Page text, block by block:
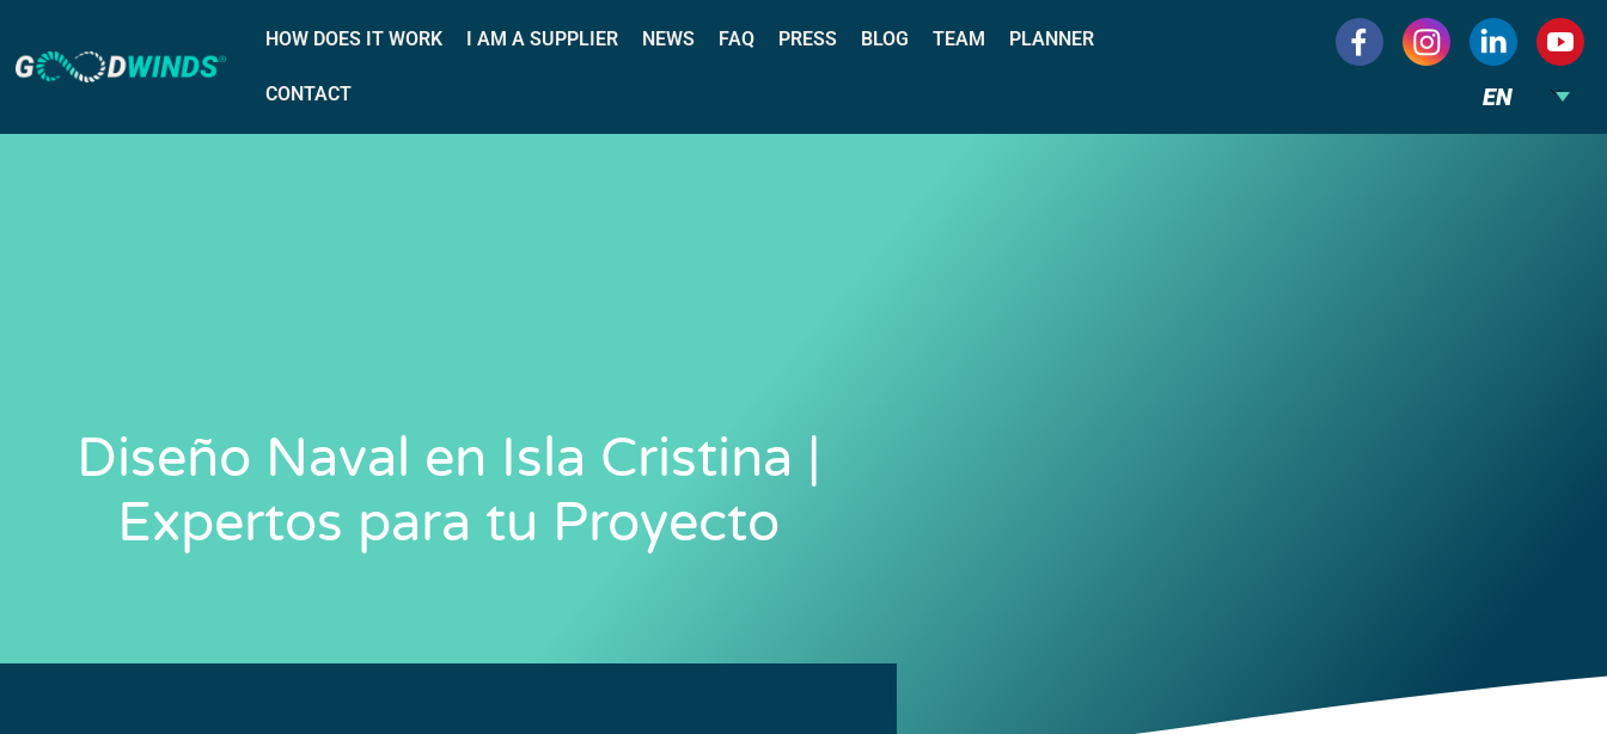
HOW DOES IT WORK I AM A SUPPLIER NEWS FAQ PRESS BLOG TEAM PLANNER
CONTACT EN
Diseño Naval en Isla Cristina |
Expertos para tu Proyecto